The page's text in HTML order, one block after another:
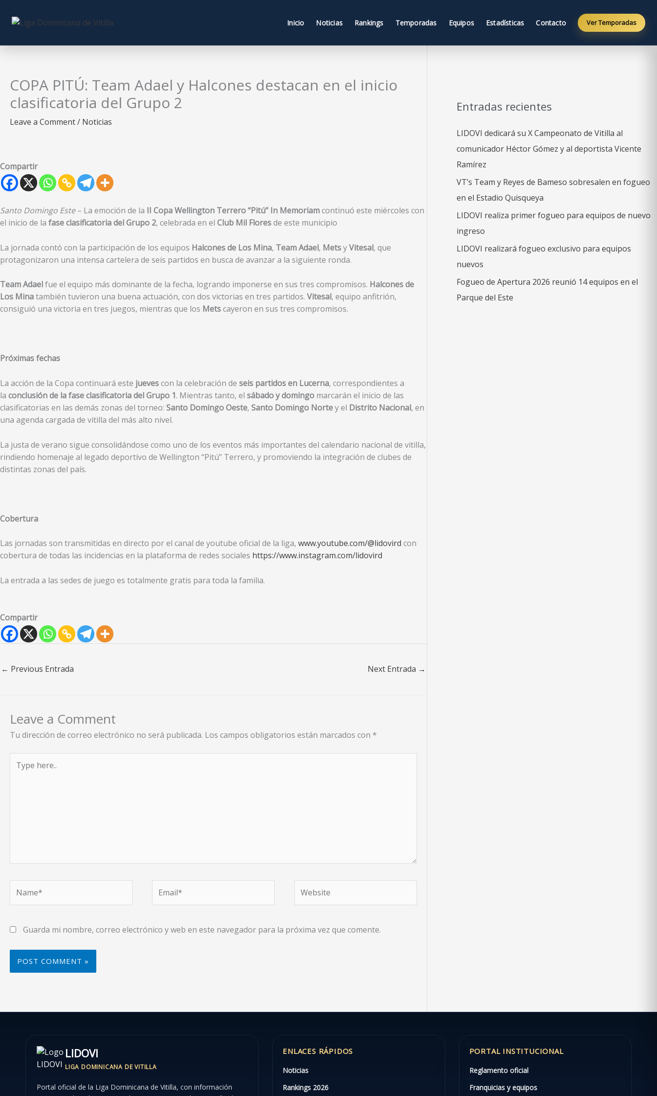
Inicio Noticias Rankings Temporadas Equipos Estadísticas Contacto Ver Temporadas
COPA PITÚ: Team Adael y Halcones destacan en el inicio
clasificatoria del Grupo 2
Leave a Comment/ Noticias
Compartir
Santo Domingo Este– La emoción de la II Copa Wellington Terrero “Pitú” In Memoriamcontinuó este miércoles con
el inicio de la fase clasificatoria del Grupo 2, celebrada en el Club Mil Floresde este municipio
La jornada contó con la participación de los equipos Halcones de Los Mina, Team Adael, MetsyVitesal, que
protagonizaron una intensa cartelera de seis partidos en busca de avanzar a la siguiente ronda.
Team Adaelfue el equipo más dominante de la fecha, logrando imponerse en sus tres compromisos. Halcones de
Los Minatambién tuvieron una buena actuación, con dos victorias en tres partidos. Vitesal, equipo anfitrión,
consiguió una victoria en tres juegos, mientras que los Metscayeron en sus tres compromisos.
Próximas fechas
La acción de la Copa continuará este juevescon la celebración de seis partidos en Lucerna, correspondientes a
la conclusión de la fase clasificatoria del Grupo 1. Mientras tanto, el sábado y domingo marcarán el inicio de las
clasificatorias en las demás zonas del torneo: Santo Domingo Oeste, Santo Domingo Nortey el Distrito Nacional, en
una agenda cargada de vitilla del más alto nivel.
La justa de verano sigue consolidándose como uno de los eventos más importantes del calendario nacional de vitilla,
rindiendo homenaje al legado deportivo de Wellington “Pitú” Terrero, y promoviendo la integración de clubes de
distintas zonas del país.
Cobertura
Las jornadas son transmitidas en directo por el canal de youtube oficial de la liga, www.youtube.com/@lidovird con
cobertura de todas las incidencias en la plataforma de redes sociales https://www.instagram.com/lidovird
La entrada a las sedes de juego es totalmente gratis para toda la familia.
Compartir
← Previous Entrada Next Entrada →
Leave a Comment
Tu dirección de correo electrónico no será publicada. Los campos obligatorios están marcados con *
here..
Guarda mi nombre, correo electrónico y web en este navegador para la próxima vez que comente.
Entradas recientes
LIDOVI dedicará su X Campeonato de Vitilla al
comunicador Héctor Gómez y al deportista Vicente
Ramírez
VT’s Team y Reyes de Bameso sobresalen en fogueo
en el Estadio Quisqueya
LIDOVI realiza primer fogueo para equipos de nuevo
ingreso
LIDOVI realizará fogueo exclusivo para equipos
nuevos
Fogueo de Apertura 2026 reunió 14 equipos en el
Parque del Este
LIDOVI
LIGA DOMINICANA DE VITILLA
Portal oficial de la Liga Dominicana de Vitilla, con información
ENLACES RÁPIDOS
Noticias
Rankings 2026
PORTAL INSTITUCIONAL
Reglamento oficial
Franquicias y equipos